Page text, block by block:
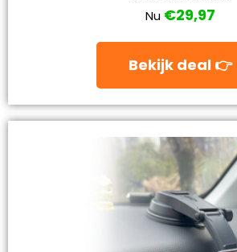
Nu €29,97
Bekijk deal 👉